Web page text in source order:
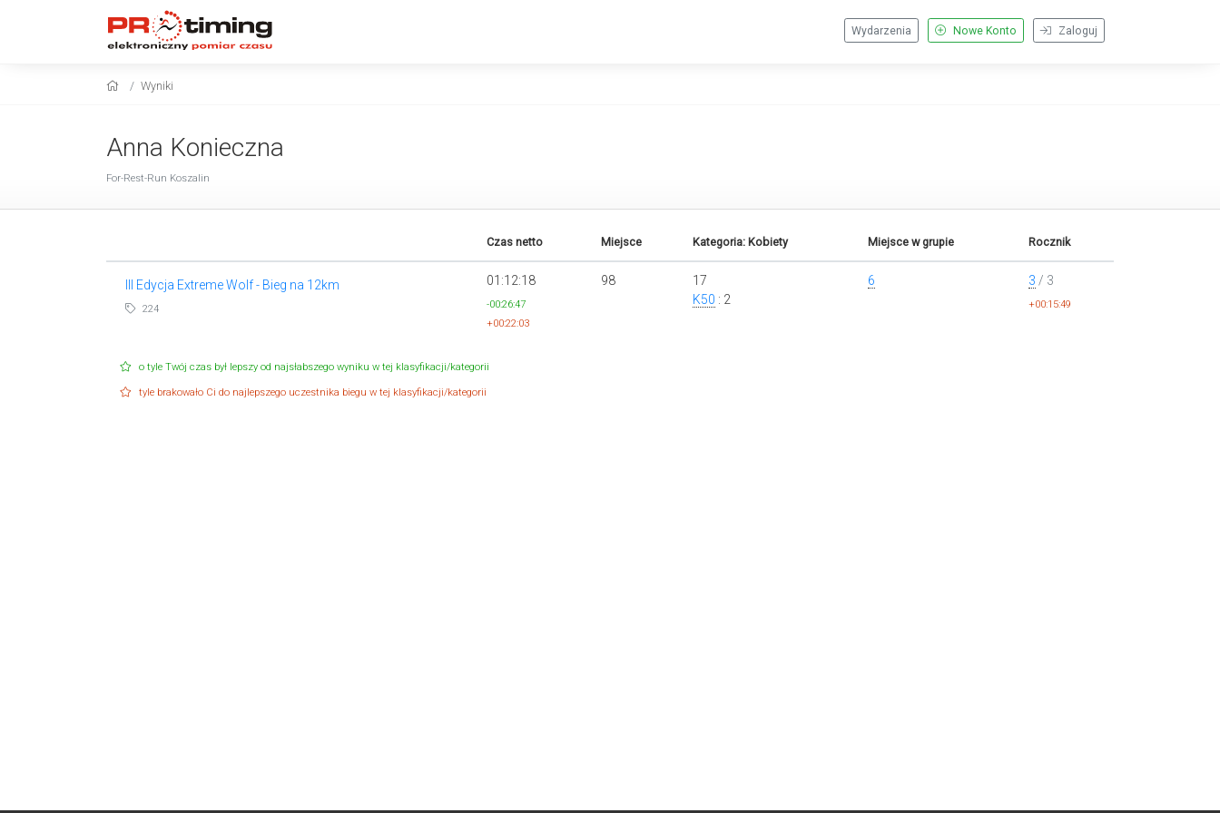
Zaloguj
Nowe Konto
Wydarzenia
Wyniki
Anna Konieczna
For-Rest-Run Koszalin
Czas netto Miejsce Kategoria: Kobiety Miejsce w grupie Rocznik
III Edycja Extreme Wolf - Bieg na 12km
224
01:12:18
-00:26:47
+00:22:03
98
17
K50 : 2
6 3 / 3
+00:15:49
o tyle Twój czas był lepszy od najsłabszego wyniku w tej klasyfikacji/kategorii
tyle brakowało Ci do najlepszego uczestnika biegu w tej klasyfikacji/kategorii